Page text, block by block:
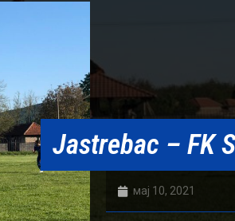
Jastrebac – FK
мај 10, 2021